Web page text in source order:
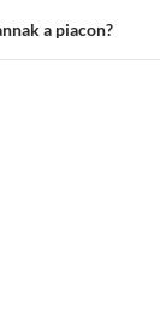
a piacon?